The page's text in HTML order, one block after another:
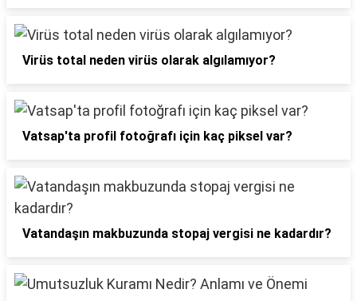
Virüs total neden virüs olarak algılamıyor?
Vatsap'ta profil fotoğrafı için kaç piksel var?
Vatandaşın makbuzunda stopaj vergisi ne kadardır?